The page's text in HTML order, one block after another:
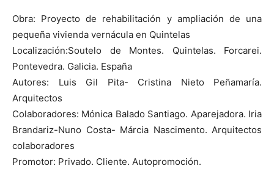
Obra: Proyecto de rehabilitación y ampliación de una
pequeña vivienda vernácula en Quintelas
Localización:Soutelo de Montes. Quintelas. Forcarei.
Pontevedra. Galicia. España
Autores: Luis Gil Pita- Cristina Nieto Peñamaría.
Arquitectos
Colaboradores: Mónica Balado Santiago. Aparejadora. Iria
Brandariz-Nuno Costa- Márcia Nascimento. Arquitectos
colaboradores
Promotor: Privado. Cliente. Autopromoción.